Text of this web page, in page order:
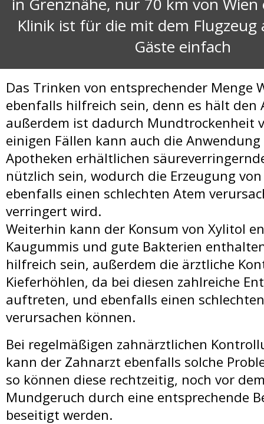
Klinik ist für die mit dem Flugzeug
Gäste einfach
Das Trinken von entsprechender Menge
ebenfalls hilfreich sein, denn es hält den
außerdem ist dadurch Mundtrockenheit
einigen Fällen kann auch die
Apotheken erhältlichen
nützlich sein, wodurch die Erzeugung
ebenfalls einen schlechten Atem
verringert wird.
Weiterhin kann der Konsum von Xylitol
Kaugummis und gute Bakterien
hilfreich sein, außerdem die ärztliche
Kieferhöhlen, da bei diesen zahlreiche
auftreten, und ebenfalls einen
verursachen können.
Bei regelmäßigen zahnärztlichen
kann der Zahnarzt ebenfalls solche
so können diese rechtzeitig, noch vor
Mundgeruch durch eine entsprechende
beseitigt werden.